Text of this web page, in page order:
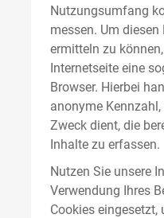
Nutzungsumfang
messen. Um
ermitteln zu
Internetseite eine
Browser. Hierbei
anonyme
Zweck dient, die
Inhalte zu erfassen.
Nutzen Sie unsere
Verwendung Ihres
Cookies eingesetzt,